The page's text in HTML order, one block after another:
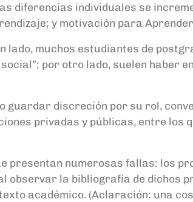
diferencias individuales se
y motivación para
lado, muchos estudiantes de
por otro lado, suelen haber
guardar discreción por su rol,
privadas y públicas, entre los
presentan numerosas fallas: los
observar la bibliografía de dichos
académico. (Aclaración: una